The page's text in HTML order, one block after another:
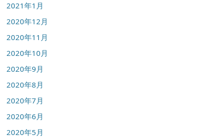
2021年1月
2020年12月
2020年11月
2020年10月
2020年9月
2020年8月
2020年7月
2020年6月
2020年5月